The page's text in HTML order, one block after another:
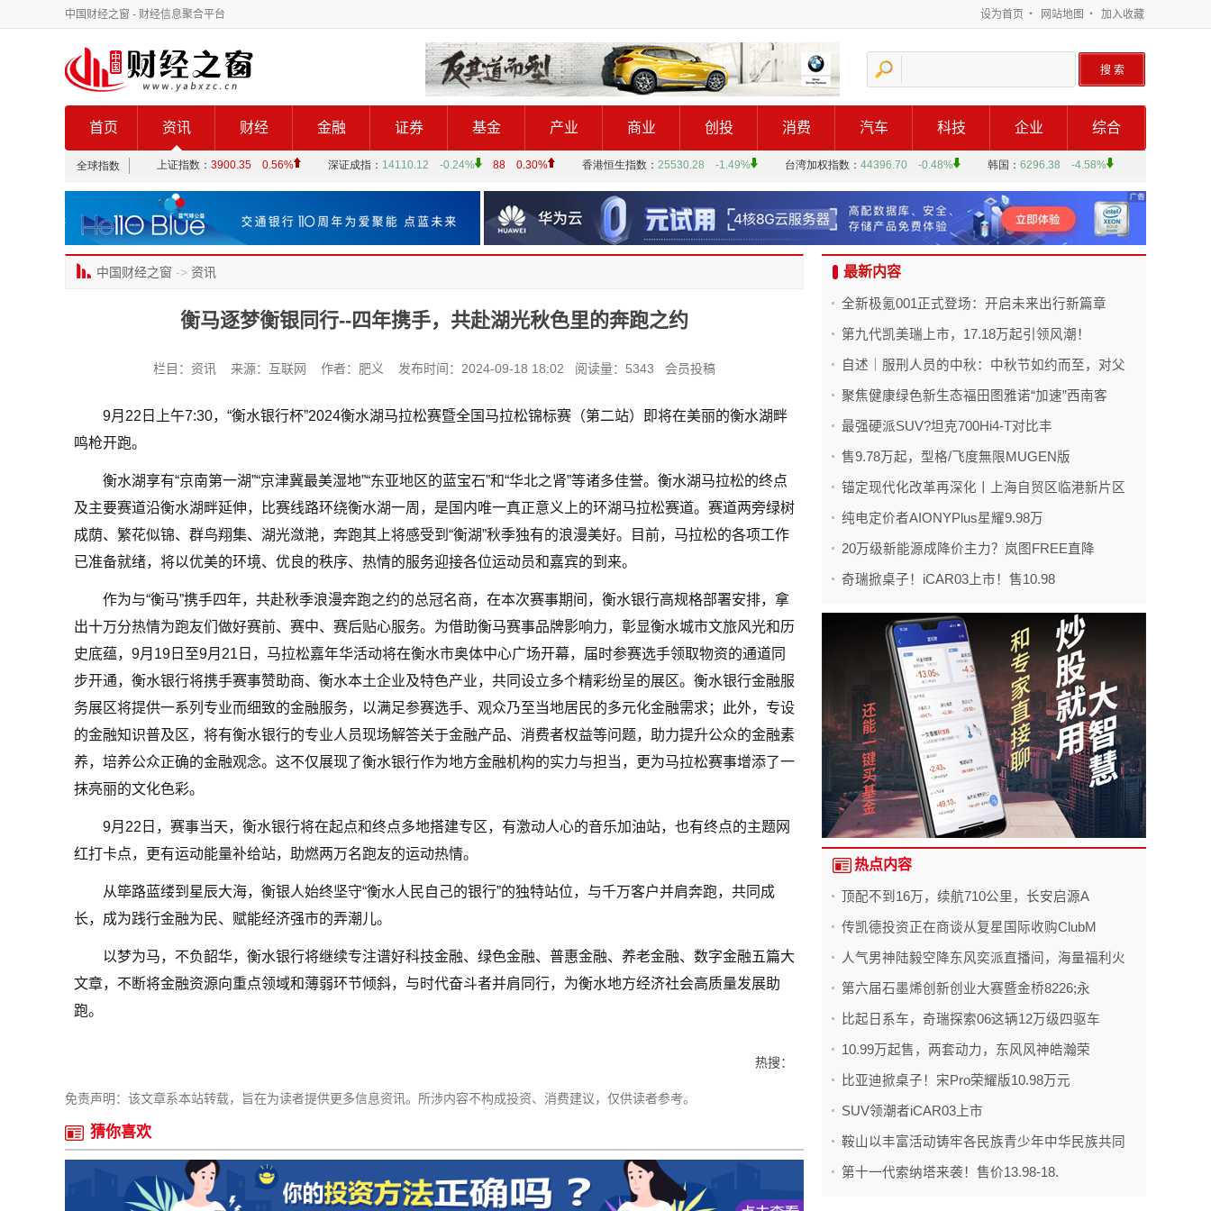
中国财经之窗 - 财经信息聚合平台 设为首页 ・ 网站地图 ・ 加入收藏
首页 资讯 财经 金融 证券 基金 产业 商业 创投 消费 汽车 科技 企业 综合
中国财经之窗 -> 资讯
衡马逐梦衡银同行--四年携手，共赴湖光秋色里的奔跑之约
栏目：资讯 来源：互联网 作者：肥义 发布时间：2024-09-18 18:02 阅读量：5343 会员投稿
9月22日上午7:30，“衡水银行杯”2024衡水湖马拉松赛暨全国马拉松锦标赛（第二站）即将在美丽的衡水湖畔
鸣枪开跑。
衡水湖享有“京南第一湖”“京津冀最美湿地”“东亚地区的蓝宝石”和“华北之肾”等诸多佳誉。衡水湖马拉松的终点
及主要赛道沿衡水湖畔延伸，比赛线路环绕衡水湖一周，是国内唯一真正意义上的环湖马拉松赛道。赛道两旁绿树
成荫、繁花似锦、群鸟翔集、湖光潋滟，奔跑其上将感受到“衡湖”秋季独有的浪漫美好。目前，马拉松的各项工作
已准备就绪，将以优美的环境、优良的秩序、热情的服务迎接各位运动员和嘉宾的到来。
作为与“衡马”携手四年，共赴秋季浪漫奔跑之约的总冠名商，在本次赛事期间，衡水银行高规格部署安排，拿
出十万分热情为跑友们做好赛前、赛中、赛后贴心服务。为借助衡马赛事品牌影响力，彰显衡水城市文旅风光和历
史底蕴，9月19日至9月21日，马拉松嘉年华活动将在衡水市奥体中心广场开幕，届时参赛选手领取物资的通道同
步开通，衡水银行将携手赛事赞助商、衡水本土企业及特色产业，共同设立多个精彩纷呈的展区。衡水银行金融服
务展区将提供一系列专业而细致的金融服务，以满足参赛选手、观众乃至当地居民的多元化金融需求；此外，专设
的金融知识普及区，将有衡水银行的专业人员现场解答关于金融产品、消费者权益等问题，助力提升公众的金融素
养，培养公众正确的金融观念。这不仅展现了衡水银行作为地方金融机构的实力与担当，更为马拉松赛事增添了一
抹亮丽的文化色彩。
9月22日，赛事当天，衡水银行将在起点和终点多地搭建专区，有激动人心的音乐加油站，也有终点的主题网
红打卡点，更有运动能量补给站，助燃两万名跑友的运动热情。
从筚路蓝缕到星辰大海，衡银人始终坚守“衡水人民自己的银行”的独特站位，与千万客户并肩奔跑，共同成
长，成为践行金融为民、赋能经济强市的弄潮儿。
以梦为马，不负韶华，衡水银行将继续专注谱好科技金融、绿色金融、普惠金融、养老金融、数字金融五篇大
文章，不断将金融资源向重点领域和薄弱环节倾斜，与时代奋斗者并肩同行，为衡水地方经济社会高质量发展助
跑。
热搜：
免责声明：该文章系本站转载，旨在为读者提供更多信息资讯。所涉内容不构成投资、消费建议，仅供读者参考。
猜你喜欢
最新内容
全新极氪001正式登场：开启未来出行新篇章
第九代凯美瑞上市，17.18万起引领风潮！
自述｜服刑人员的中秋：中秋节如约而至，对父
聚焦健康绿色新生态福田图雅诺“加速”西南客
最强硬派SUV?坦克700Hi4-T对比丰
售9.78万起，型格/飞度無限MUGEN版
锚定现代化改革再深化丨上海自贸区临港新片区
纯电定价者AIONYPlus星耀9.98万
20万级新能源成降价主力？岚图FREE直降
奇瑞掀桌子！iCAR03上市！售10.98
热点内容
顶配不到16万，续航710公里，长安启源A
传凯德投资正在商谈从复星国际收购ClubM
人气男神陆毅空降东风奕派直播间，海量福利火
第六届石墨烯创新创业大赛暨金桥8226;永
比起日系车，奇瑞探索06这辆12万级四驱车
10.99万起售，两套动力，东风风神皓瀚荣
比亚迪掀桌子！宋Pro荣耀版10.98万元
SUV领潮者iCAR03上市
鞍山以丰富活动铸牢各民族青少年中华民族共同
第十一代索纳塔来袭！售价13.98-18.